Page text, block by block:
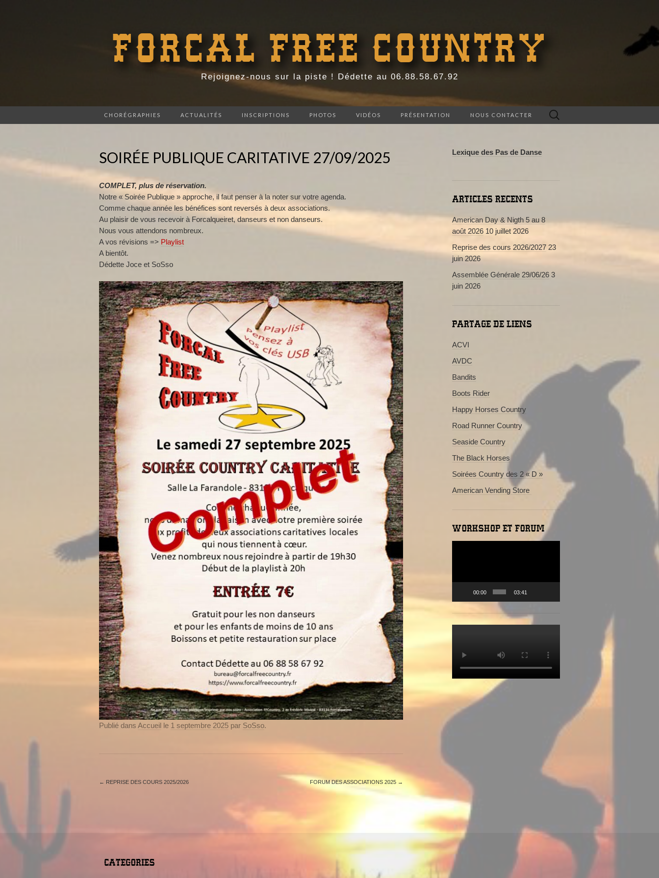
FORCAL FREE COUNTRY
Rejoignez-nous sur la piste ! Dédette au 06.88.58.67.92
CHORÉGRAPHIES ACTUALITÉS INSCRIPTIONS PHOTOS VIDÉOS PRÉSENTATION NOUS CONTACTER Rechercher :
SOIRÉE PUBLIQUE CARITATIVE 27/09/2025
COMPLET, plus de réservation.
Notre « Soirée Publique » approche, il faut penser à la noter sur votre agenda.
Comme chaque année les bénéfices sont reversés à deux associations.
Au plaisir de vous recevoir à Forcalqueiret, danseurs et non danseurs.
Nous vous attendons nombreux.
A vos révisions => Playlist
A bientôt.
Dédette Joce et SoSso
Publié dans Accueil le 1 septembre 2025 par SoSso.
← REPRISE DES COURS 2025/2026 FORUM DES ASSOCIATIONS 2025 →
Lexique des Pas de Danse
ARTICLES RECENTS
American Day & Nigth 5 au 8
août 2026 10 juillet 2026
Reprise des cours 2026/2027 23
juin 2026
Assemblée Générale 29/06/26 3
juin 2026
PARTAGE DE LIENS
ACVI
AVDC
Bandits
Boots Rider
Happy Horses Country
Road Runner Country
Seaside Country
The Black Horses
Soirées Country des 2 « D »
American Vending Store
WORKSHOP ET FORUM
00:00 03:41
CATEGORIES